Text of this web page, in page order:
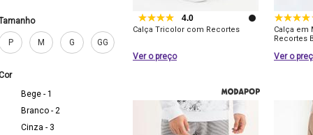
P M G GG
Bege - 1
Branco - 2
Cinza - 3
4.0
Calça Tricolor com Recortes
Ver o preço
Calça em
Recortes
Ver o